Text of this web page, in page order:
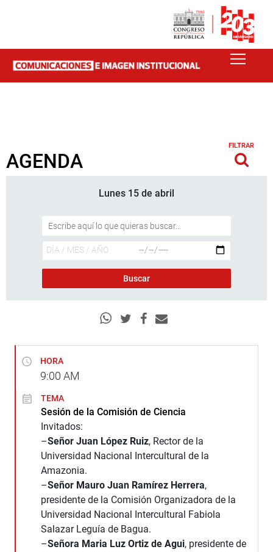
AGENDA
FILTRAR
Lunes 15 de abril
HORA
9:00 AM
TEMA
Sesión de la Comisión de Ciencia
Invitados:
–Señor Juan López Ruiz, Rector de la
Universidad Nacional Intercultural de la
Amazonia.
–Señor Mauro Juan Ramírez Herrera,
presidente de la Comisión Organizadora de la
Universidad Nacional Intercultural Fabiola
Salazar Leguía de Bagua.
–Señora Maria Luz Ortiz de Agui, presidente de